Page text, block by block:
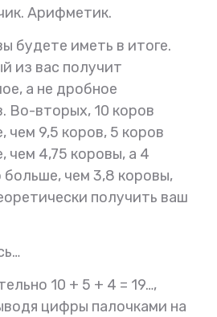
Арифметик.
будете иметь в итоге.
из вас получит
а не дробное
Во-вторых, 10 коров
чем 9,5 коров, 5 коров
чем 4,75 коровы, а 4
больше, чем 3,8 коровы,
получить ваш
10 + 5 + 4 = 19…,
цифры палочками на